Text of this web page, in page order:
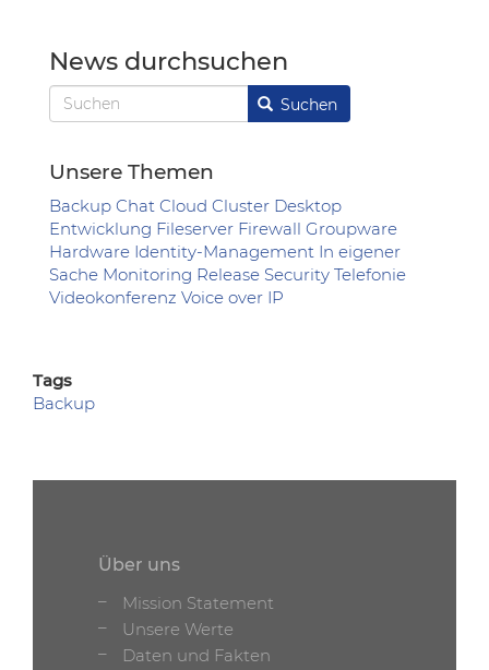
News durchsuchen
Suchen Suchen
Unsere Themen
Backup Chat Cloud Cluster Desktop
Entwicklung Fileserver Firewall Groupware
Hardware Identity-Management In eigener
Sache Monitoring Release Security Telefonie
Videokonferenz Voice over IP
Tags
Backup
Über uns
Mission Statement
Unsere Werte
Daten und Fakten